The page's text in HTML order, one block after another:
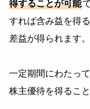
得することが可能
すれば含み益を得
差益が得られます。
一定期間にわたっ
株主優待を得るこ